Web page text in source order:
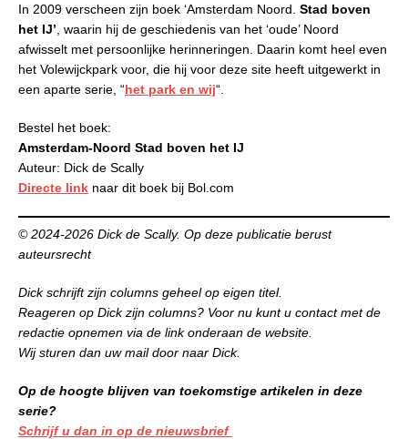
In 2009 verscheen zijn boek ‘Amsterdam Noord. Stad boven
het IJ’ , waarin hij de geschiedenis van het ‘oude’ Noord
afwisselt met persoonlijke herinneringen. Daarin komt heel even
het Volewijckpark voor, die hij voor deze site heeft uitgewerkt in
een aparte serie, “het park en wij“.
Bestel het boek:
Amsterdam-Noord Stad boven het IJ
Auteur: Dick de Scally
Directe link naar dit boek bij Bol.com
© 2024-2026 Dick de Scally. Op deze publicatie berust
auteursrecht
Dick schrijft zijn columns geheel op eigen titel.
Reageren op Dick zijn columns? Voor nu kunt u contact met de
redactie opnemen via de link onderaan de website.
Wij sturen dan uw mail door naar Dick.
Op de hoogte blijven van toekomstige artikelen in deze
serie?
Schrijf u dan in op de nieuwsbrief